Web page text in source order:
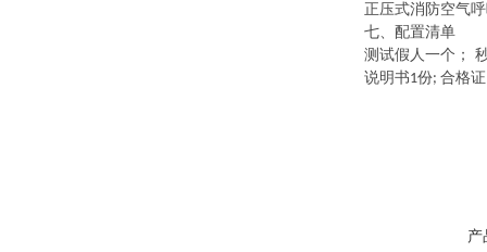
正压式消防空气
七、配置清单
测试假人一个；
说明书1份; 合格证
产